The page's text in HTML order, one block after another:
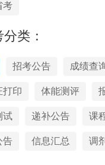
考
类：
招考公告 成绩查
打印 体能测评
试 递补公告 课
告 信息汇总 调